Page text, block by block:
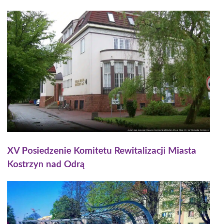
XV Posiedzenie Komitetu Rewitalizacji Miasta
Kostrzyn nad Odrą